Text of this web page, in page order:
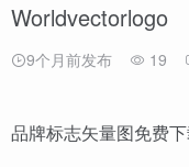
Worldvectorlogo
9个月前发布 19
品牌标志矢量图免费